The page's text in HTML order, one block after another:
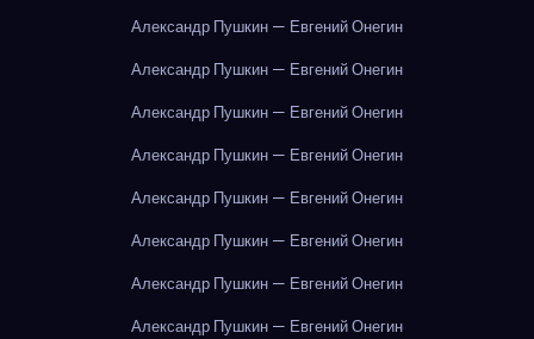
Александр Пушкин — Евгений Онегин
Александр Пушкин — Евгений Онегин
Александр Пушкин — Евгений Онегин
Александр Пушкин — Евгений Онегин
Александр Пушкин — Евгений Онегин
Александр Пушкин — Евгений Онегин
Александр Пушкин — Евгений Онегин
Александр Пушкин — Евгений Онегин